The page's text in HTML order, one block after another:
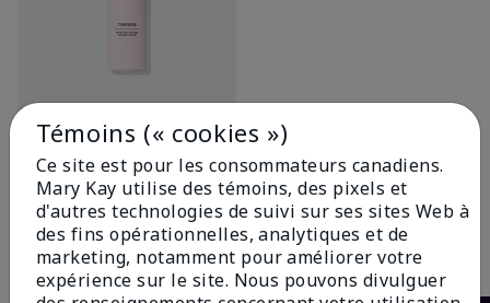
Lotion tonique Targeted-
Actionᴹᴰ TimeWise
46,00 $
Ajouter au sac
Témoins (« cookies »)
Ce site est pour les consommateurs canadiens.
Mary Kay utilise des témoins, des pixels et
d'autres technologies de suivi sur ses sites Web à
des fins opérationnelles, analytiques et de
marketing, notamment pour améliorer votre
expérience sur le site. Nous pouvons divulguer